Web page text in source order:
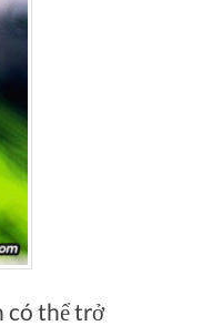
có thể trở